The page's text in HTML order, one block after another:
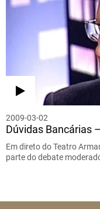
2009-03-02
Dúvidas Bancárias
Em direto do Teatro
parte do debate